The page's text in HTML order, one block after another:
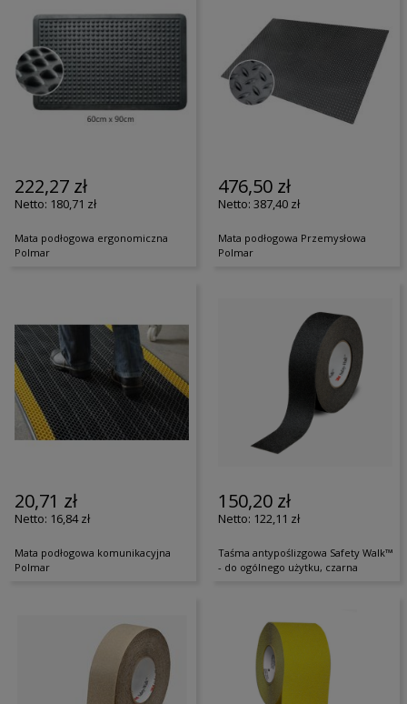
222,27 zł
180,71 zł
Mata podłogowa ergonomiczna
Polmar
476,50 zł
387,40 zł
Mata podłogowa Przemysłowa
Polmar
20,71 zł
16,84 zł
Mata podłogowa komunikacyjna
Polmar
150,20 zł
122,11 zł
Taśma antypoślizgowa Safety Walk™
- do ogólnego użytku, czarna